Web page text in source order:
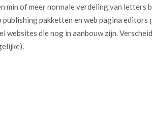
min of meer normale verdeling van
pakketten en web pagina
websites die nog in aanbouw zijn.